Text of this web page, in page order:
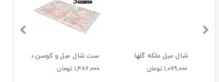
شال مبل ملکه گلها کوسن فیل هندوستان